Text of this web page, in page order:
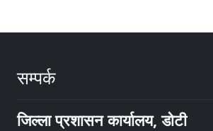
सम्पर्क
जिल्ला प्रशासन कार्यालय, डोटी